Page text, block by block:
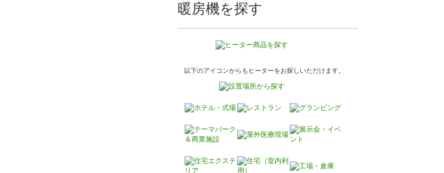
暖房機を探す
以下のアイコンからもヒーターをお探しいただけます。